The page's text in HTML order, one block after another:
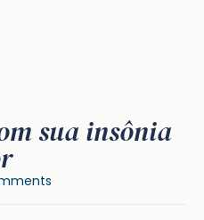
sua insônia